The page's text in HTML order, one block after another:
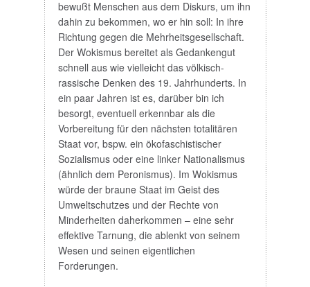
bewußt Menschen aus dem Diskurs, um ihn
dahin zu bekommen, wo er hin soll: In ihre
Richtung gegen die Mehrheitsgesellschaft.
Der Wokismus bereitet als Gedankengut
schnell aus wie vielleicht das völkisch-
rassische Denken des 19. Jahrhunderts. In
ein paar Jahren ist es, darüber bin ich
besorgt, eventuell erkennbar als die
Vorbereitung für den nächsten totalitären
Staat vor, bspw. ein ökofaschistischer
Sozialismus oder eine linker Nationalismus
(ähnlich dem Peronismus). Im Wokismus
würde der braune Staat im Geist des
Umweltschutzes und der Rechte von
Minderheiten daherkommen – eine sehr
effektive Tarnung, die ablenkt von seinem
Wesen und seinen eigentlichen
Forderungen.